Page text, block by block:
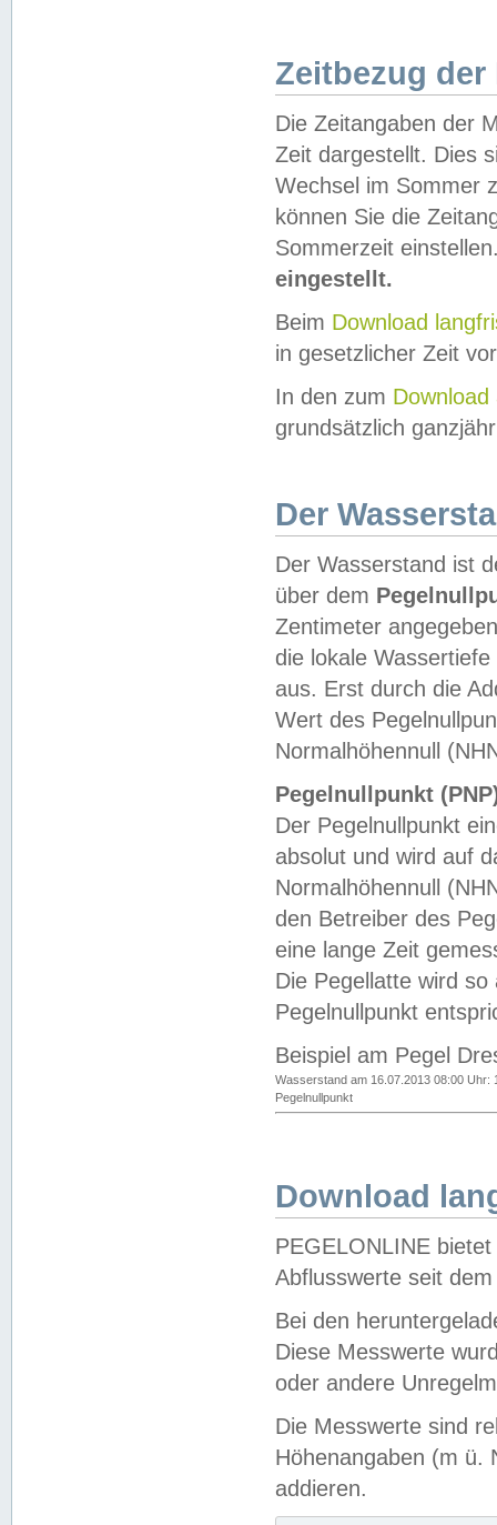
Zeitbezug der
Die Zeitangaben der
Zeit dargestellt. Dies
Wechsel im Sommer
können Sie die
Sommerzeit
eingestellt.
Beim Download
in gesetzlicher Zeit
In den zum Download
grundsätzlich
Der
Der Wasserstand ist
über dem
Zentimeter
die lokale
aus. Erst durch die
Wert des
Normalhöhennull
Pegelnullpunkt
Der Pegelnullpunkt
absolut und wird auf
Normalhöhennull
den Betreiber des
eine lange Zeit
Die Pegellatte wird
Pegelnullpunkt
Beispiel am Pegel
Wasserstand am 16.07.2013 08:00 Uhr:
Pegelnullpunkt
Download
PEGELONLINE
Abflusswerte seit
Bei den
Diese Messwerte
oder andere
Die Messwerte sind
Höhenangaben (m ü.
addieren.